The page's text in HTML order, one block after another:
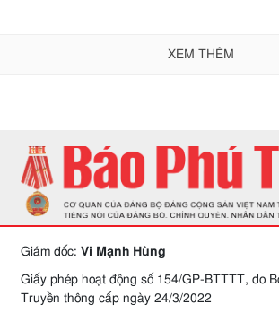
XEM THÊM
Giám đốc: Vi Mạnh Hùng
Giấy phép hoạt động số 154/GP-BTTTT, do
Truyền thông cấp ngày 24/3/2022